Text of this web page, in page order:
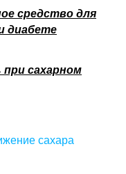
средство для
диабете
сахарном
сахара